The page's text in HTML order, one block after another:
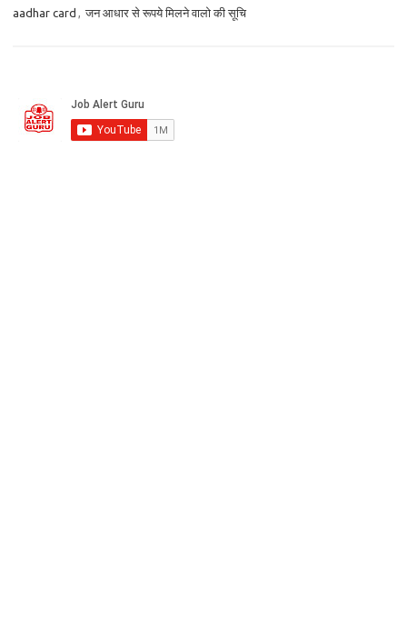
aadhar card , जन आधार से रूपये मिलने वालो की सूचि